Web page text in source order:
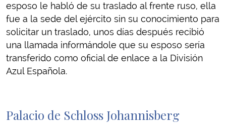
esposo le habló de su traslado al frente ruso, ella
fue a la sede del ejército sin su conocimiento para
solicitar un traslado, unos días después recibió
una llamada informándole que su esposo sería
transferido como oficial de enlace a la División
Azul Española.
Palacio de Schloss Johannisberg